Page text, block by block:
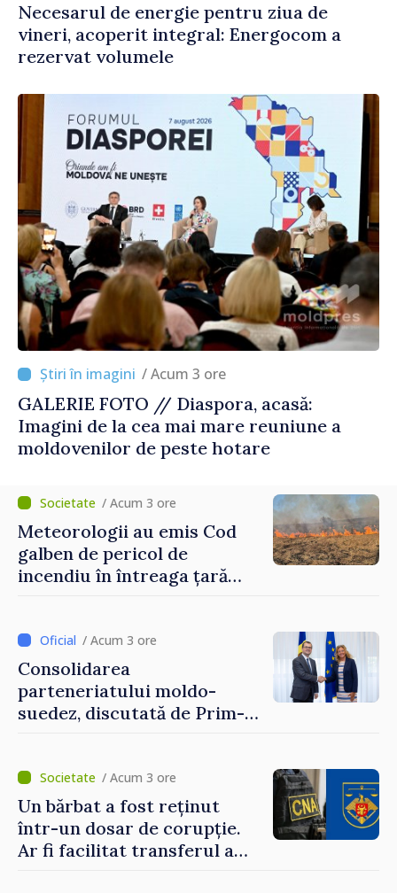
Necesarul de energie pentru ziua de
vineri, acoperit integral: Energocom a
rezervat volumele
/ Acum 3 ore
GALERIE FOTO // Diaspora, acasă:
Imagini de la cea mai mare reuniune a
moldovenilor de peste hotare
/ Acum 3 ore
Meteorologii au emis Cod
galben de pericol de
incendiu în întreaga țară
/ Acum 3 ore
Consolidarea
parteneriatului moldo-
suedez, discutată de Prim-
Petra Lärke/ Acum 3 ore
Un bărbat a fost reținut
într-un dosar de corupție.
Ar fi facilitat transferul a